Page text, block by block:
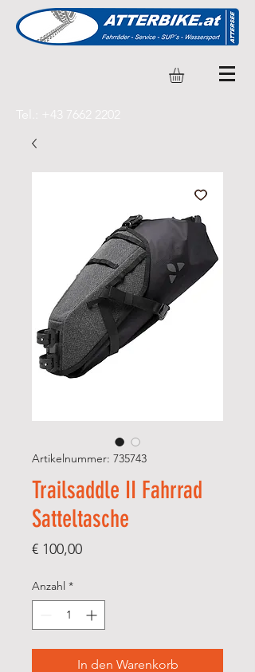
Tel.: +43 7662 2202
Artikelnummer: 735743
Trailsaddle II Fahrrad
Satteltasche
€ 100,00Preis
Anzahl *
In den Warenkorb